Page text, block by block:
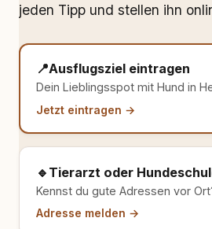
jeden Tipp und stellen ihn
📍Ausflugsziel eintragen
Dein Lieblingsspot mit Hund in
Jetzt eintragen →
🔹 Tierarzt oder
Kennst du gute Adressen vor
Adresse melden →